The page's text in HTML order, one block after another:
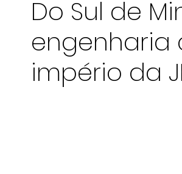
Coluna: Agenda 21 Coluna: SindJori
Publicidade Legal
Do Sul de
engenharia
império da